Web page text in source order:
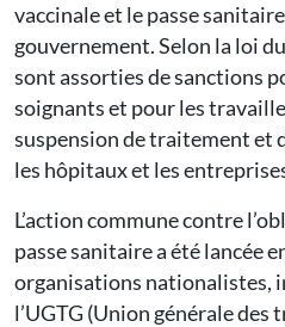
vaccinale et le passe
gouvernement. Selon la loi
sont assorties de sanctions
soignants et pour les
suspension de traitement et
les hôpitaux et les
L’action commune contre
passe sanitaire a été lancée
organisations nationalistes,
l’UGTG (Union générale des